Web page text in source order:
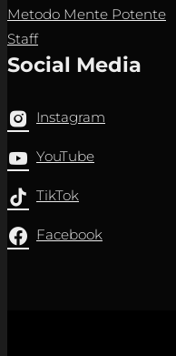
Metodo Mente Potente
Staff
Social Media
Instagram
YouTube
TikTok
Facebook